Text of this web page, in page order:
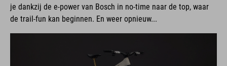
je dankzij de e-power van Bosch in no-time naar de top, waar
de trail-fun kan beginnen. En weer opnieuw...